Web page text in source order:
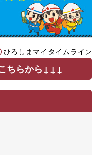
ひろしまマイタイムライン
ちらから↓↓↓